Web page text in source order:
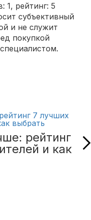
1, рейтинг: 5
субъективный
и не служит
покупкой
рейтинг
и как